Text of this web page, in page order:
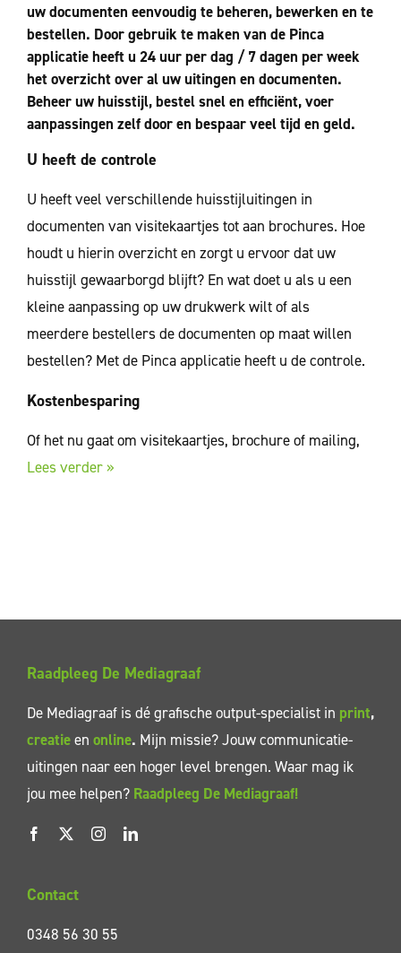
uw documenten eenvoudig te beheren, bewerken en te
bestellen. Door gebruik te maken van de Pinca
applicatie heeft u 24 uur per dag / 7 dagen per week
het overzicht over al uw uitingen en documenten.
Beheer uw huisstijl, bestel snel en efficiënt, voer
aanpassingen zelf door en bespaar veel tijd en geld.
U heeft de controle
U heeft veel verschillende huisstijluitingen in
documenten van visitekaartjes tot aan brochures. Hoe
houdt u hierin overzicht en zorgt u ervoor dat uw
huisstijl gewaarborgd blijft? En wat doet u als u een
kleine aanpassing op uw drukwerk wilt of als
meerdere bestellers de documenten op maat willen
bestellen? Met de Pinca applicatie heeft u de controle.
Kostenbesparing
Of het nu gaat om visitekaartjes, brochure of mailing,
Lees verder »
Raadpleeg De Mediagraaf
De Mediagraaf is dé grafische output-specialist in print,
creatieen online. Mijn missie? Jouw communicatie-
uitingen naar een hoger level brengen. Waar mag ik
jou mee helpen? Raadpleeg De Mediagraaf!
Contact
0348 56 30 55